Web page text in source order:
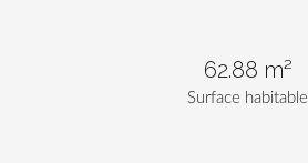
Surface habitable
62.88 m²